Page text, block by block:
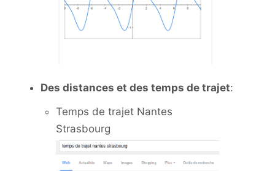
Des distances et des temps de trajet:
Temps de trajet Nantes
Strasbourg